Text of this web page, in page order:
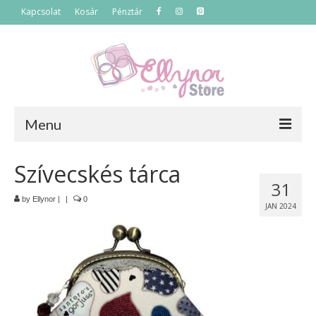
Kapcsolat Kosár Pénztár
Menu
Főoldal
Akciós termékek
Táskák
Neszeszerek
31
JAN 2024
Szívecskés tárca
by Ellynor | | 0